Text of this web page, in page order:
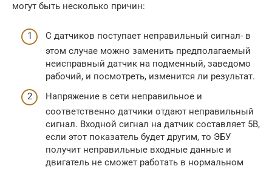
могут быть несколько причин:
С датчиков поступает неправильный сигнал- в
этом случае можно заменить предполагаемый
неисправный датчик на подменный, заведомо
рабочий, и посмотреть, изменится ли результат.
Напряжение в сети неправильное и
соответственно датчики отдают неправильный
сигнал. Входной сигнал на датчик составляет 5В,
если этот показатель будет другим, то ЭБУ
получит неправильные входные данные и
двигатель не сможет работать в нормальном